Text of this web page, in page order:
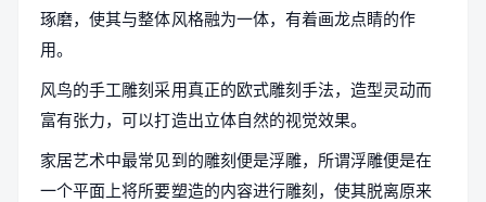
琢磨，使其与整体风格融为一体，有着画龙点睛的作
用。
风鸟的手工雕刻采用真正的欧式雕刻手法，造型灵动而
富有张力，可以打造出立体自然的视觉效果。
家居艺术中最常见到的雕刻便是浮雕，所谓浮雕便是在
一个平面上将所要塑造的内容进行雕刻，使其脱离原来